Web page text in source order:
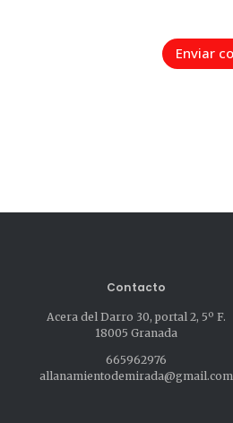
Contacto
Acera del Darro 30, portal 2, 5º F.
18005 Granada
665962976
allanamientodemirada@gmail.com